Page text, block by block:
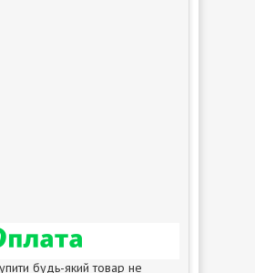
будь-який товар не